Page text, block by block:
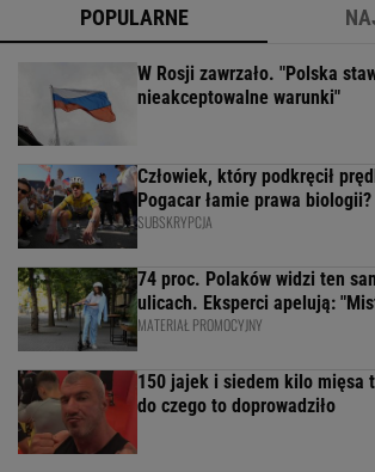
POPULARNE
W Rosji zawrzało. "Polska
nieakceptowalne warunki"
Człowiek, który podkręcił
Pogacar łamie prawa biologii?
SUBSKRYPCJA
74 proc. Polaków widzi ten
ulicach. Eksperci apelują:
MATERIAŁ PROMOCYJNY
150 jajek i siedem kilo mięsa
do czego to doprowadziło